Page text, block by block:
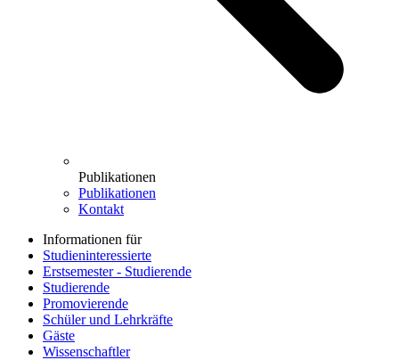
Publikationen
Publikationen
Kontakt
Informationen für
Studieninteressierte
Erstsemester - Studierende
Studierende
Promovierende
Schüler und Lehrkräfte
Gäste
Wissenschaftler